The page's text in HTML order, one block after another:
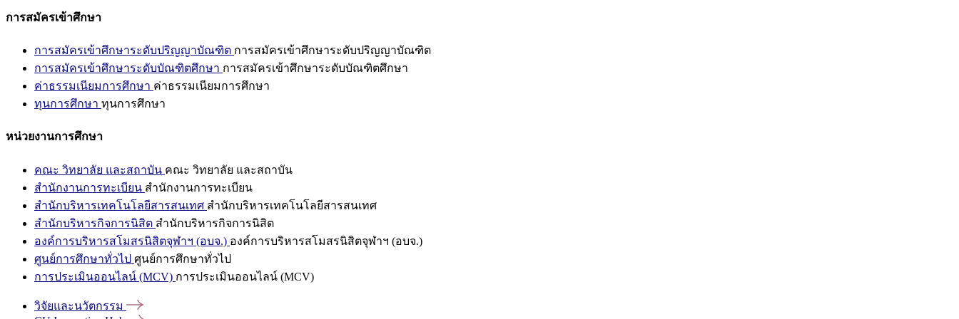
การสมัครเข้าศึกษา
การสมัครเข้าศึกษาระดับปริญญาบัณฑิต การสมัครเข้าศึกษาระดับปริญญาบัณฑิต
การสมัครเข้าศึกษาระดับบัณฑิตศึกษา การสมัครเข้าศึกษาระดับบัณฑิตศึกษา
ค่าธรรมเนียมการศึกษา ค่าธรรมเนียมการศึกษา
ทุนการศึกษา ทุนการศึกษา
หน่วยงานการศึกษา
คณะ วิทยาลัย และสถาบัน คณะ วิทยาลัย และสถาบัน
สำนักงานการทะเบียน สำนักงานการทะเบียน
สำนักบริหารเทคโนโลยีสารสนเทศ สำนักบริหารเทคโนโลยีสารสนเทศ
สำนักบริหารกิจการนิสิต สำนักบริหารกิจการนิสิต
องค์การบริหารสโมสรนิสิตจุฬาฯ (อบจ.) องค์การบริหารสโมสรนิสิตจุฬาฯ (อบจ.)
ศูนย์การศึกษาทั่วไป ศูนย์การศึกษาทั่วไป
การประเมินออนไลน์ (MCV) การประเมินออนไลน์ (MCV)
วิจัยและนวัตกรรม